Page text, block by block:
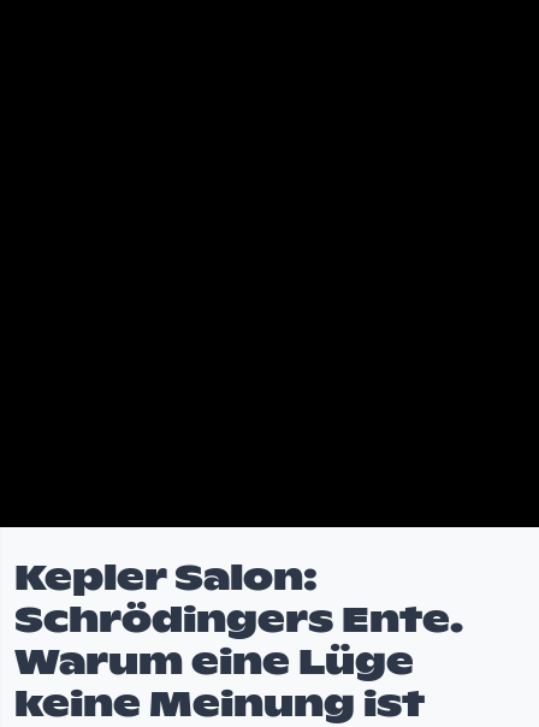
Kepler Salon:
Schrödingers Ente.
Warum eine Lüge
keine Meinung ist